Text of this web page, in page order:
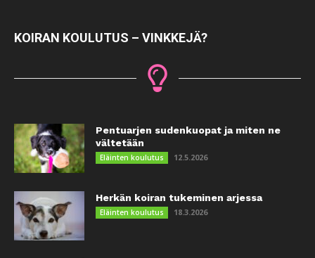
KOIRAN KOULUTUS – VINKKEJÄ?
Pentuarjen sudenkuopat ja miten ne
vältetään
Eläinten koulutus 12.5.2026
Herkän koiran tukeminen arjessa
Eläinten koulutus 18.3.2026